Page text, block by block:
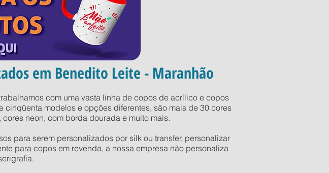
em Benedito Leite - Maranhão
com uma vasta linha de copos de acrílico e copos
modelos e opções diferentes, são mais de 30 cores
neon, com borda dourada e muito mais.
para serem personalizados por silk ou transfer, personalizar
para copos em revenda, a nossa empresa não personaliza